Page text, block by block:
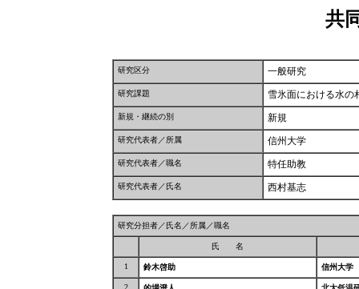
共
研究区分 一般研究
研究課題 雪氷面における水の
新規・継続の別 新規
研究代表者／所属 信州大学
研究代表者／職名 特任助教
研究代表者／氏名 西村基志
研究分担者／氏名／所属／職名
氏 名
1 鈴木啓助 信州大学
2